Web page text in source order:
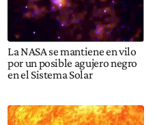
La NASA se mantiene en vilo
por un posible agujero negro
en el Sistema Solar